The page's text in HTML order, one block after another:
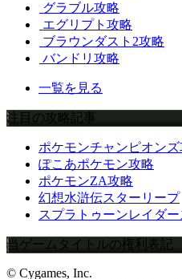
グラブル攻略
エグリプト攻略
ブラウンダスト2攻略
バンドリ攻略
一覧を見る
注目の攻略記事
ポケモンチャンピオンズ
ぽこあポケモン攻略
ポケモンZA攻略
幻想水滸伝スターリープ
スプラトゥーンレイダ
当ゲームタイトルの権利表記
© Cygames, Inc.